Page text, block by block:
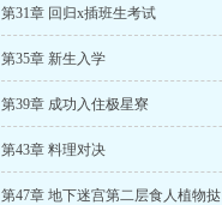
第31章 回归x插班生考试
第35章 新生入学
第39章 成功入住极星寮
第43章 料理对决
第47章 地下迷宫第二层食人植物挞